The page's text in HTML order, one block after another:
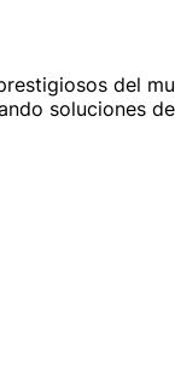
del
soluciones